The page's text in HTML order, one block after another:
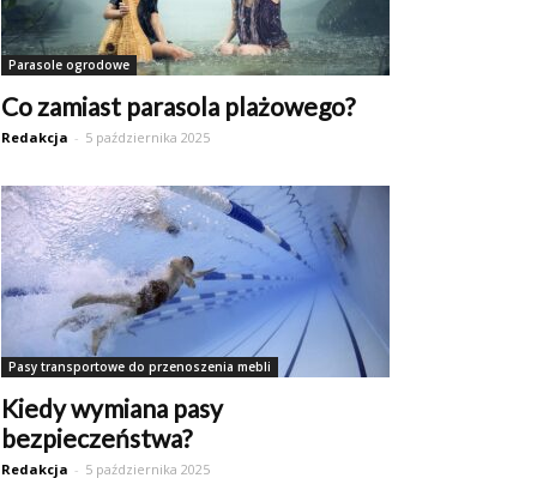
Parasole ogrodowe
Co zamiast parasola plażowego?
Redakcja - 5 października 2025
Pasy transportowe do przenoszenia mebli
Kiedy wymiana pasy
bezpieczeństwa?
Redakcja - 5 października 2025